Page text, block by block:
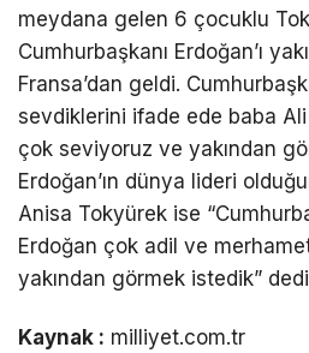
meydana gelen 6 çocuklu
Cumhurbaşkanı Erdoğan’ı
Fransa’dan geldi.
sevdiklerini ifade ede baba Ali
çok seviyoruz ve yakından
Erdoğan’ın dünya lideri
Anisa Tokyürek ise
Erdoğan çok adil ve
yakından görmek istedik”
Kaynak : milliyet.com.tr